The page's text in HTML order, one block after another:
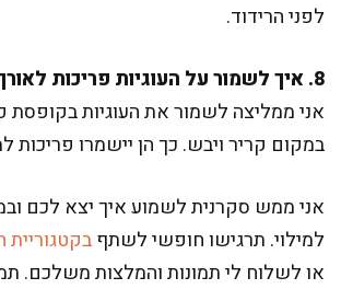
לפני הרידוד.
8. איך לשמור על העוגיות פריכות לאורך זמן?
אני ממליצה לשמור את העוגיות
במקום קריר ויבש. כך הן יישמרו פריכות
אני ממש סקרנית לשמוע איך יצא לכם
למילוי. תרגישו חופשי לשתףבקטגוריית
או לשלוח לי תמונות והמלצות משלכם.